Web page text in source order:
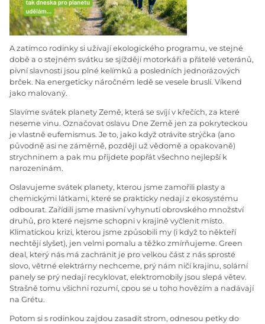
A zatímco rodinky si užívají ekologického programu, ve stejné
době a o stejném svátku se sjíždějí motorkáři a přátelé veteránů,
pivní slavnosti jsou plné kelímků a posledních jednorázových
brček. Na energeticky náročném ledě se vesele bruslí. Víkend
jako malovaný.
Slavíme svátek planety Země, která se svíjí v křečích, za které
neseme vinu. Označovat oslavu Dne Země jen za pokryteckou
je vlastně eufemismus. Je to, jako když otrávíte strýčka (ano
původně asi ne záměrně, později už vědomě a opakovaně)
strychninem a pak mu přijdete popřát všechno nejlepší k
narozeninám.
Oslavujeme svátek planety, kterou jsme zamořili plasty a
chemickými látkami, které se prakticky nedají z ekosystému
odbourat. Zařídili jsme masivní vyhynutí obrovského množství
druhů, pro které nejsme schopni v krajině vyčlenit místo.
Klimatickou krizi, kterou jsme způsobili my (i když to někteří
nechtějí slyšet), jen velmi pomalu a těžko zmírňujeme. Green
deal, který nás má zachránit je pro velkou část z nás sprosté
slovo, větrné elektrárny nechceme, prý nám ničí krajinu, solární
panely se prý nedají recyklovat, elektromobily jsou slepá větev.
Strašně tomu všichni rozumí, cpou se u toho hovězím a nadávají
na Grétu.
Potom si s rodinkou zajdou zasadit strom, odnesou petky do